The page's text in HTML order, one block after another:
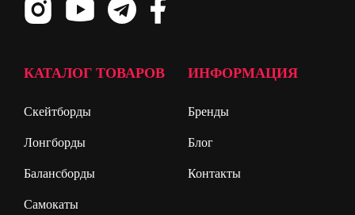
КАТАЛОГ ТОВАРОВ
Скейтборды
Лонгборды
Балансборды
Самокаты
ИНФОРМАЦИЯ
Бренды
Блог
Контакты